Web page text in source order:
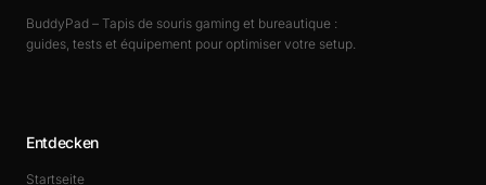
BuddyPad – Tapis de souris gaming et bureautique :
guides, tests et équipement pour optimiser votre setup.
Entdecken
Startseite